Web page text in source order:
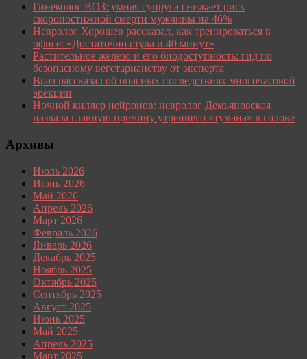
Гинеколог ВОЗ: умная супруга снижает риск
скоропостижной смерти мужчины на 46%
Невролог Хорошев рассказал, как тренироваться в
офисе: «Достаточно стула и 40 минут»
Растительное железо и его биодоступность: гид по
безопасному вегетарианству от эксперта
Врач рассказал об опасных последствиях многочасовой
эрекции
Ночной киллер нейронов: невролог Демьяновская
назвала главную причину утреннего «тумана» в голове
Архивы
Июль 2026
Июнь 2026
Май 2026
Апрель 2026
Март 2026
Февраль 2026
Январь 2026
Декабрь 2025
Ноябрь 2025
Октябрь 2025
Сентябрь 2025
Август 2025
Июнь 2025
Май 2025
Апрель 2025
Март 2025